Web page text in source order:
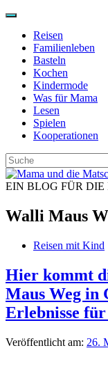
Navigation
ein-/ausschalten
Reisen
Familienleben
Basteln
Kochen
Kindermode
Was für Mama
Lesen
Spielen
Kooperationen
EIN BLOG FÜR
Walli Maus
Reisen mit Kind
Hier kommt
Maus Weg in
Erlebnisse
Veröffentlicht am: 26.